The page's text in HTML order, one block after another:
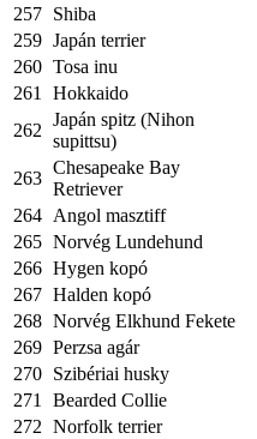
257 Shiba
259 Japán terrier
260 Tosa inu
261
Hokkaido
262
Japán spitz (Nihon
supittsu)
263
Chesapeake Bay
Retriever
264 Angol masztiff
265 Norvég Lundehund
266 Hygen kopó
267 Halden kopó
268 Norvég Elkhund Fekete
269 Perzsa agár
270 Szibériai husky
271
Bearded Collie
272 Norfolk terrier